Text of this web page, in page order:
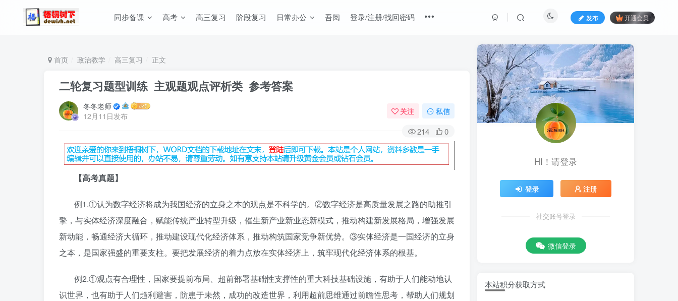
同步备课 高考 高三复习 阶段复习 日常办公 吾阅 登录/注册/找回密码 发布 开通会员
首页 政治教学 高三复习 正文
二轮复习题型训练 主观题观点评析类 参考答案
冬冬老师
12月11日发布
关注 私信
214 0
【高考真题】
例1.①认为数字经济将成为我国经济的立身之本的观点是不科学的。②数字经济是高质量发展之路的助推引
擎，与实体经济深度融合，赋能传统产业转型升级，催生新产业新业态新模式，推动构建新发展格局，增强发展
新动能，畅通经济大循环，推动建设现代化经济体系，推动构筑国家竞争新优势。③实体经济是一国经济的立身
之本，是国家强盛的重要支柱。要把发展经济的着力点放在实体经济上，筑牢现代化经济体系的根基。
例2.①观点有合理性，国家要提前布局、超前部署基础性支撑性的重大科技基础设施，有助于人们能动地认
识世界，也有助于人们趋利避害，防患于未然，成功的改造世界，利用超前思维通过前瞻性思考，帮助人们规划
HI！请登录
登录 注册
社交账号登录
微信登录
本站积分获取方式